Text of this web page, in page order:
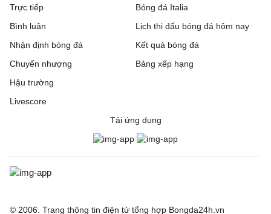
Trực tiếp
Bóng đá Italia
Bình luận
Nhận định bóng đá
Chuyển nhượng
Hậu trường
Livescore
Lịch thi đấu bóng đá hôm nay
Kết quả bóng đá
Bảng xếp hạng
Tải ứng dụng
© 2006. Trang thông tin điện tử tổng hợp Bongda24h.vn